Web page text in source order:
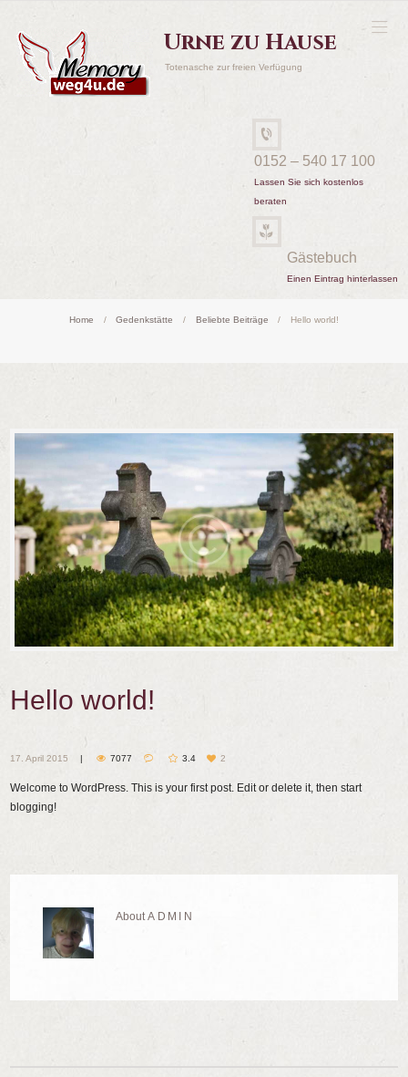
Urne zu Hause
Totenasche zur freien Verfügung
0152 – 540 17 100
Lassen Sie sich kostenlos
beraten
Gästebuch
Einen Eintrag hinterlassen
Home Gedenkstätte Beliebte Beiträge Hello world!
Hello world!
17. April 2015 7077 3.4 2
Welcome to WordPress. This is your first post. Edit or delete it, then start
blogging!
AboutADMIN